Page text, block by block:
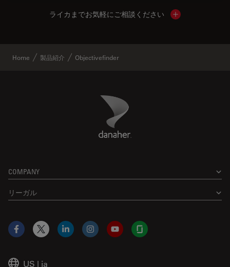
ライカまでお気軽にご相談ください Show local
Home 製品紹介 Objectivefinder
Danaher Logo
COMPANY
リーガル
US | ja
Facebook
X LinkedInInstagramYouTubeGlassdoor